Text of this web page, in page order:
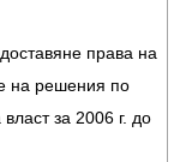
права на
на решения по
за 2006 г. до